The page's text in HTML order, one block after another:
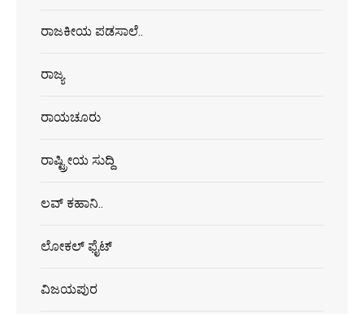
ರಾಜಕೀಯ ಪಡಸಾಲೆ..
ರಾಜ್ಯ
ರಾಯಚೂರು
ರಾಷ್ಟ್ರೀಯ ಸುದ್ದಿ
ಲವ್ ಕಹಾನಿ..
ಲೋಕಲ್ ಫೈಟ್
ವಿಜಯಪುರ